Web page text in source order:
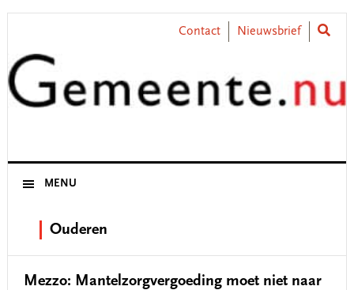
Skip
primary
navigation
Skip
content
Skip
primary
sidebar
Skip
footer
Contact Nieuwsbrief
MENU
Ouderen
Mezzo: Mantelzorgvergoeding moet niet naar